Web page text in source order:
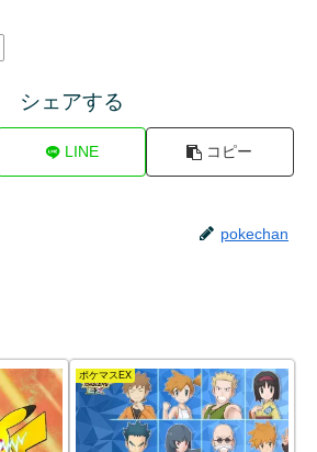
シェアする
LINE コピー
pokechan
ポケマスEX